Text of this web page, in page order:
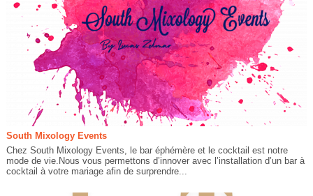
South Mixology Events
Chez South Mixology Events, le bar éphémère et le cocktail est notre
mode de vie.Nous vous permettons d’innover avec l’installation d’un bar à
cocktail à votre mariage afin de surprendre...